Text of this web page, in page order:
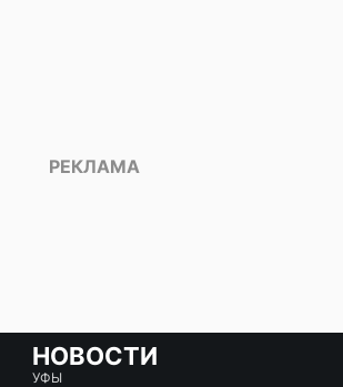
НОВОСТИ
УФЫ